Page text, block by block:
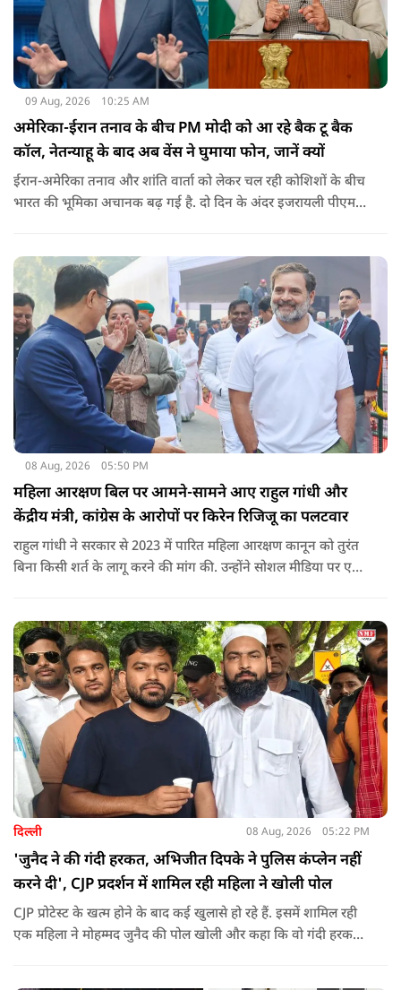
09 Aug, 2026 10:25 AM
अमेरिका-ईरान तनाव के बीच PM मोदी को आ रहे बैक टू बैक
कॉल, नेतन्याहू के बाद अब वेंस ने घुमाया फोन, जानें क्यों
ईरान-अमेरिका तनाव और शांति वार्ता को लेकर चल रही कोशिशों के बीच
भारत की भूमिका अचानक बढ़ गई है. दो दिन के अंदर इजरायली पीएम
08 Aug, 2026 05:50 PM
महिला आरक्षण बिल पर आमने-सामने आए राहुल गांधी और
केंद्रीय मंत्री, कांग्रेस के आरोपों पर किरेन रिजिजू का पलटवार
राहुल गांधी ने सरकार से 2023 में पारित महिला आरक्षण कानून को तुरंत
बिना किसी शर्त के लागू करने की मांग की. उन्होंने सोशल मीडिया पर एक
दिल्ली 08 Aug, 2026 05:22 PM
'जुनैद ने की गंदी हरकत, अभिजीत दिपके ने पुलिस कंप्लेन नहीं
करने दी', CJP प्रदर्शन में शामिल रही महिला ने खोली पोल
CJP प्रोटेस्ट के खत्म होने के बाद कई खुलासे हो रहे हैं. इसमें शामिल रही
एक महिला ने मोहम्मद जुनैद की पोल खोली और कहा कि वो गंदी हरकतें